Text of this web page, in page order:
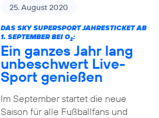
25. August 2020
DAS SKY SUPERSPORT JAHRESTICKET AB
1. SEPTEMBER BEI O2:
Ein ganzes Jahr lang
unbeschwert Live-
Sport genießen
Im September startet die neue
Saison für alle Fußballfans und